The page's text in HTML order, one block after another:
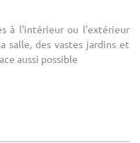
à l'intérieur ou l'extérieur
salle, des vastes jardins et
aussi possible